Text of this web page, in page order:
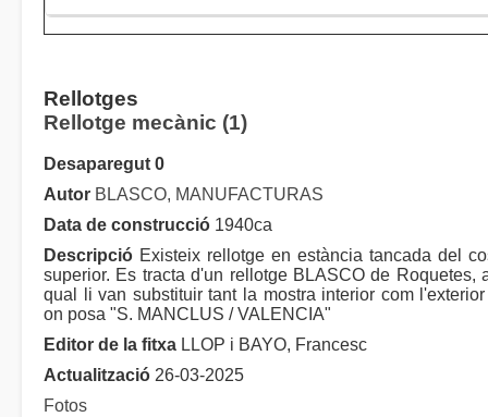
Rellotges
Rellotge mecànic (1)
Desaparegut 0
Autor BLASCO, MANUFACTURAS
Data de construcció 1940ca
Descripció Existeix rellotge en estància tancada del
superior. Es tracta d'un rellotge BLASCO de Roquetes,
qual li van substituir tant la mostra interior com
on posa "S. MANCLUS / VALENCIA"
Editor de la fitxa LLOP i BAYO, Francesc
Actualització 26-03-2025
Fotos